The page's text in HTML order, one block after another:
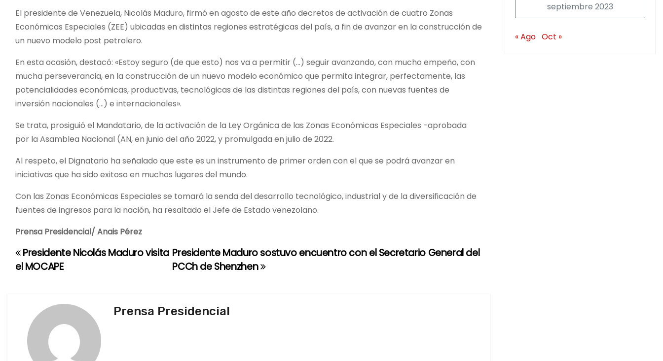
El presidente de Venezuela, Nicolás Maduro, firmó en agosto de este año decretos de activación de cuatro Zonas
Económicas Especiales (ZEE) ubicadas en distintas regiones estratégicas del país, a fin de avanzar en la construcción de
un nuevo modelo post petrolero.
En esta ocasión, destacó: «Estoy seguro (de que esto) nos va a permitir (…) seguir avanzando, con mucho empeño, con
mucha perseverancia, en la construcción de un nuevo modelo económico que permita integrar, perfectamente, las
potencialidades económicas, productivas, tecnológicas de las distintas regiones del país, con nuevas fuentes de
inversión nacionales (…) e internacionales».
Se trata, prosiguió el Mandatario, de la activación de la Ley Orgánica de las Zonas Económicas Especiales -aprobada
por la Asamblea Nacional (AN, en junio del año 2022, y promulgada en julio de 2022.
Al respeto, el Dignatario ha señalado que este es un instrumento de primer orden con el que se podrá avanzar en
iniciativas que ha sido exitoso en muchos lugares del mundo.
Con las Zonas Económicas Especiales se tomará la senda del desarrollo tecnológico, industrial y de la diversificación de
fuentes de ingresos para la nación, ha resaltado el Jefe de Estado venezolano.
Prensa Presidencial/ Anais Pérez
N
Presidente Maduro sostuvo encuentro con el Secretario General del
PCCh de Shenzhen
Presidente Nicolás Maduro visita
el MOCAPE
Prensa Presidencial
septiembre 2023
« Ago Oct »